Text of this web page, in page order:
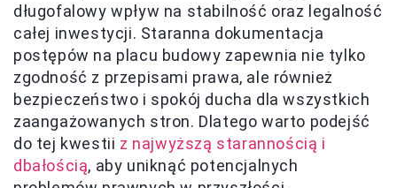
długofalowy wpływ na stabilność oraz legalność
całej inwestycji. Staranna dokumentacja
postępów na placu budowy zapewnia nie tylko
zgodność z przepisami prawa, ale również
bezpieczeństwo i spokój ducha dla wszystkich
zaangażowanych stron. Dlatego warto podejść
do tej kwestii z najwyższą starannością i
dbałością, aby uniknąć potencjalnych